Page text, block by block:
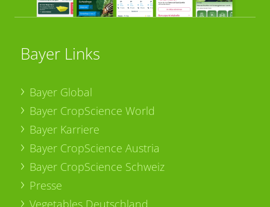
Bayer Links
Bayer Global
Bayer CropScience World
Bayer Karriere
Bayer CropScience Austria
Bayer CropScience Schweiz
Presse
Vegetables Deutschland